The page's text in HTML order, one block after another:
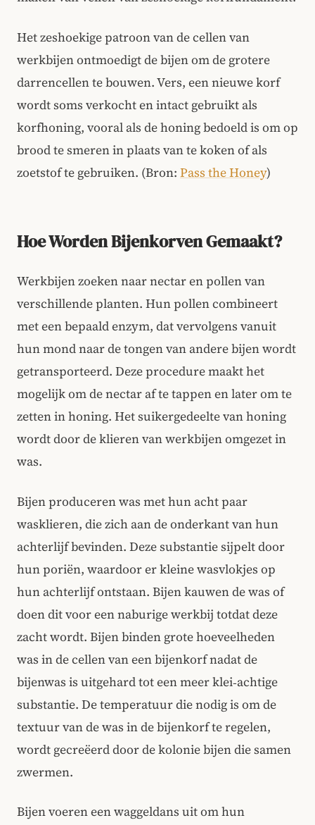
Het zeshoekige patroon van de cellen van
werkbijen ontmoedigt de bijen om de grotere
darrencellen te bouwen. Vers, een nieuwe korf
wordt soms verkocht en intact gebruikt als
korfhoning, vooral als de honing bedoeld is om op
brood te smeren in plaats van te koken of als
zoetstof te gebruiken. (Bron: Pass the Honey)
Hoe Worden Bijenkorven Gemaakt?
Werkbijen zoeken naar nectar en pollen van
verschillende planten. Hun pollen combineert
met een bepaald enzym, dat vervolgens vanuit
hun mond naar de tongen van andere bijen wordt
getransporteerd. Deze procedure maakt het
mogelijk om de nectar af te tappen en later om te
zetten in honing. Het suikergedeelte van honing
wordt door de klieren van werkbijen omgezet in
was.
Bij​en produceren was met hun acht paar
wasklieren, die zich aan de onderkant van hun
achterlijf bevinden. Deze substantie sijpelt door
hun poriën, waardoor er kleine wasvlokjes op
hun achterlijf ontstaan. Bijen kauwen de was of
doen dit voor een naburige werkbij totdat deze
zacht wordt. Bijen binden grote hoeveelheden
was in de cellen van een bijenkorf nadat de
bijenwas is uitgehard tot een meer klei‑achtige
substantie. De temperatuur die nodig is om de
textuur van de was in de bijenkorf te regelen,
wordt gecreëerd door de kolonie bijen die samen
zwermen.
Bij​en voeren een waggeldans uit om hun